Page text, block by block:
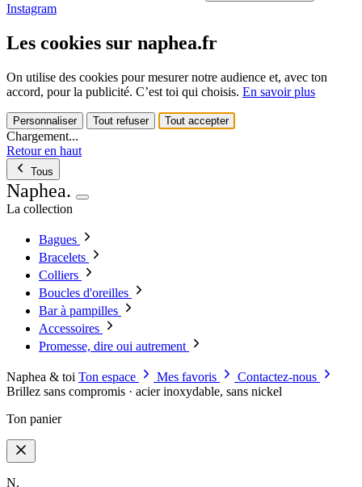
Instagram
Les cookies sur naphea.fr
On utilise des cookies pour mesurer notre audience et, avec ton
accord, pour la publicité. C’est toi qui choisis. En savoir plus
Personnaliser Tout refuser Tout accepter
Chargement...
Retour en haut
Tous
Naphea.
La collection
Bagues
Bracelets
Colliers
Boucles d'oreilles
Bar à pampilles
Accessoires
Promesse, dire oui autrement
Naphea & toi Ton espace Mes favoris
Contactez-nous
Brillez sans compromis · acier inoxydable, sans nickel
Ton panier
N.